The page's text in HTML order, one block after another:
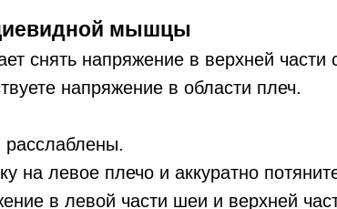
мышцы
снять напряжение в верхней
напряжение в области плеч.
на левое плечо и аккуратно
в левой части шеи и верхней